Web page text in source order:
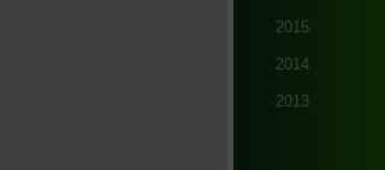
2015
2014
2013